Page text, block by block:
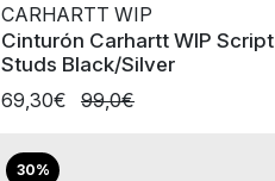
CARHARTT WIP
Cinturón Carhartt WIP Script
Studs Black/Silver
69,30€
99,0€
30%